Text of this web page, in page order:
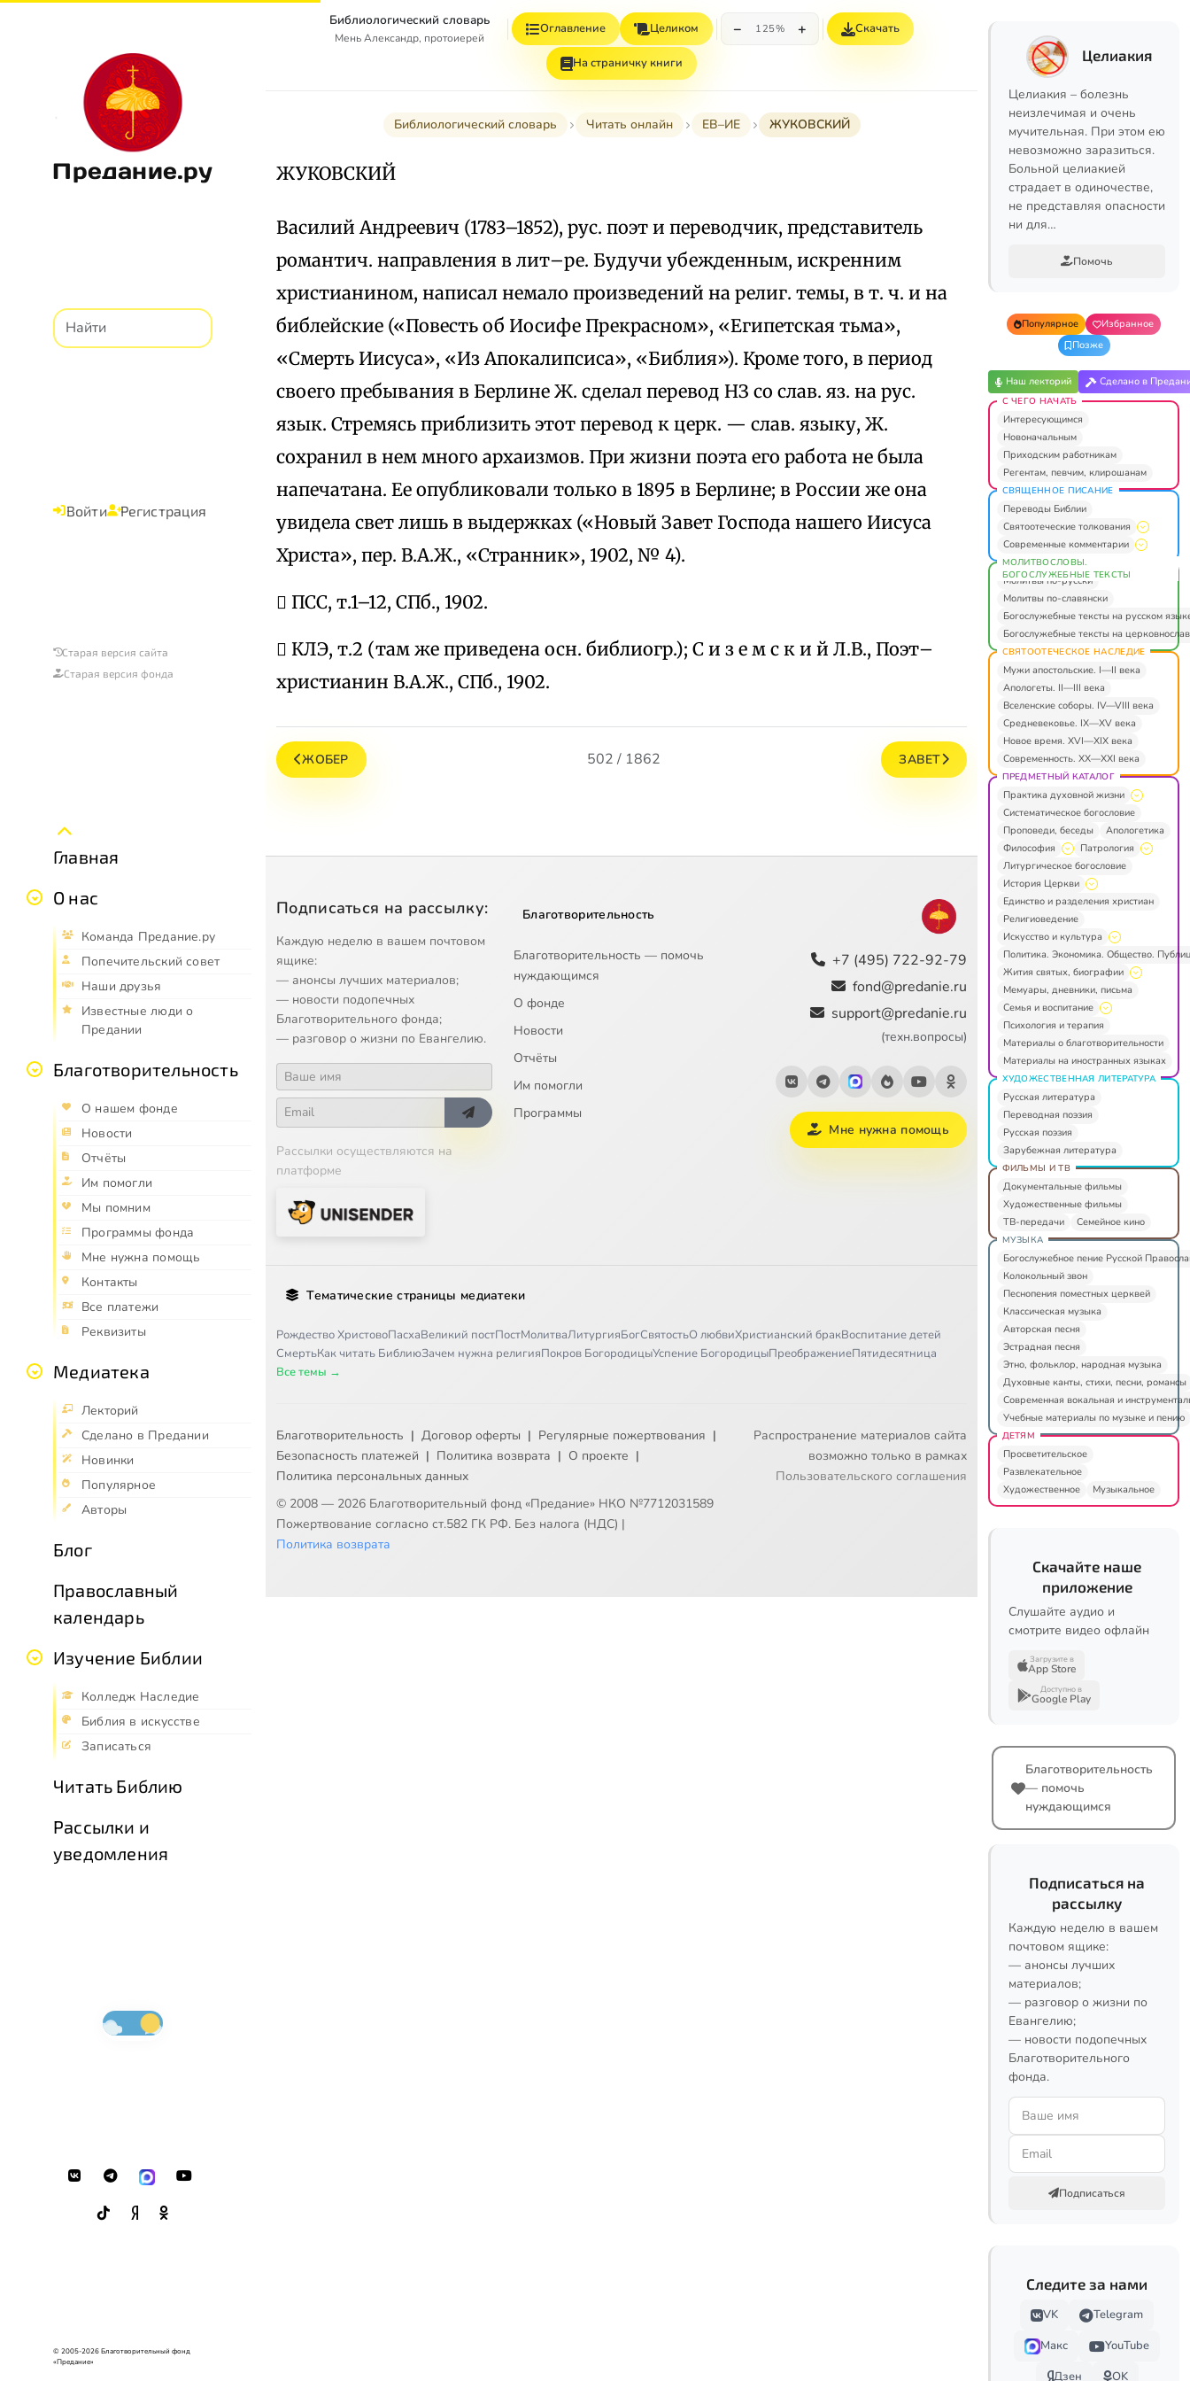
Предание.ру
Войти Регистрация
Старая версия сайта
Старая версия фонда
Главная
О нас
Команда Предание.ру
Попечительский совет
Наши друзья
Известные люди о
Предании
Благотворительность
О нашем фонде
Новости
Отчёты
Им помогли
Мы помним
Программы фонда
Мне нужна помощь
Контакты
Все платежи
Реквизиты
Медиатека
Лекторий
Сделано в Предании
Новинки
Популярное
Авторы
Блог
Православный
календарь
Изучение Библии
Колледж Наследие
Библия в искусстве
Записаться
Читать Библию
Рассылки и
уведомления
© 2005-2026 Благотворительный фонд
«Предание»
Библиологический словарь
Мень Александр, протоиерей
Оглавление Целиком − 125% + Скачать
На страничку книги
Библиологический словарь Читать онлайн ЕВ–ИЕ ЖУКОВСКИЙ
ЖУКОВСКИЙ
Василий Андреевич (1783–1852), рус. поэт и переводчик, представитель
романтич. направления в лит–ре. Будучи убежденным, искренним
христианином, написал немало произведений на религ. темы, в т. ч. и на
библейские («Повесть об Иосифе Прекрасном», «Египетская тьма»,
«Смерть Иисуса», «Из Апокалипсиса», «Библия»). Кроме того, в период
своего пребывания в Берлине Ж. сделал перевод НЗ со слав. яз. на рус.
язык. Стремясь приблизить этот перевод к церк. — слав. языку, Ж.
сохранил в нем много архаизмов. При жизни поэта его работа не была
напечатана. Ее опубликовали только в 1895 в Берлине; в России же она
увидела свет лишь в выдержках («Новый Завет Господа нашего Иисуса
Христа», пер. В.А.Ж., «Странник», 1902, № 4).
 ПСС, т.1–12, СПб., 1902.
 КЛЭ, т.2 (там же приведена осн. библиогр.); С и з е м с к и й Л.В., Поэт–
христианин В.А.Ж., СПб., 1902.
ЖОБЕР 502 / 1862 ЗАВЕТ
Подписаться на рассылку:
Каждую неделю в вашем почтовом
ящике:
— анонсы лучших материалов;
— новости подопечных
Благотворительного фонда;
— разговор о жизни по Евангелию.
Рассылки осуществляются на
платформе
Благотворительность
Благотворительность — помочь
нуждающимся
О фонде
Новости
Отчёты
Им помогли
Программы
+7 (495) 722-92-79
fond@predanie.ru
support@predanie.ru
(техн.вопросы)
Мне нужна помощь
Тематические страницы медиатеки
Рождество ХристовоПасхаВеликий постПостМолитваЛитургияБогСвятостьО любвиХристианский бракВоспитание детей
СмертьКак читать БиблиюЗачем нужна религияПокров БогородицыУспение БогородицыПреображениеПятидесятница
Все темы →
Благотворительность | Договор оферты | Регулярные пожертвования |
Безопасность платежей | Политика возврата | О проекте |
Политика персональных данных
© 2008 — 2026 Благотворительный фонд «Предание» НКО №7712031589
Пожертвование согласно ст.582 ГК РФ. Без налога (НДС) |
Политика возврата
Распространение материалов сайта
возможно только в рамках
Пользовательского соглашения
Целиакия
Целиакия – болезнь
неизлечимая и очень
мучительная. При этом ею
невозможно заразиться.
Больной целиакией
страдает в одиночестве,
не представляя опасности
ни для…
Помочь
Популярное
Избранное
Позже
Наш лекторий Сделано в
С ЧЕГО НАЧАТЬ
Интересующимся
Новоначальным
Приходским работникам
Регентам, певчим, клирошанам
СВЯЩЕННОЕ ПИСАНИЕ
Переводы Библии
Святоотеческие толкования
Современные комментарии
МОЛИТВОСЛОВЫ.
БОГОСЛУЖЕБНЫЕ ТЕКСТЫ
Молитвы по-русски
Молитвы по-славянски
Богослужебные тексты на русском
Богослужебные тексты на
СВЯТООТЕЧЕСКОЕ НАСЛЕДИЕ
Мужи апостольские. I—II века
Апологеты. II—III века
Вселенские соборы. IV—VIII века
Средневековье. IX—XV века
Новое время. XVI—XIX века
Современность. XX—XXI века
ПРЕДМЕТНЫЙ КАТАЛОГ
Практика духовной жизни
Систематическое богословие
Проповеди, беседы
Апологетика
Философия
Патрология
Литургическое богословие
История Церкви
Единство и разделения христиан
Религиоведение
Искусство и культура
Политика. Экономика. Общество.
Жития святых, биографии
Мемуары, дневники, письма
Семья и воспитание
Психология и терапия
Материалы о благотворительности
Материалы на иностранных языках
ХУДОЖЕСТВЕННАЯ ЛИТЕРАТУРА
Русская литература
Переводная поэзия
Русская поэзия
Зарубежная литература
ФИЛЬМЫ И ТВ
Документальные фильмы
Художественные фильмы
ТВ-передачи
Семейное кино
МУЗЫКА
Богослужебное пение Русской
Колокольный звон
Песнопения поместных церквей
Классическая музыка
Авторская песня
Эстрадная песня
Этно, фольклор, народная музыка
Духовные канты, стихи, песни, романсы
Современная вокальная и
Учебные материалы по музыке и пению
ДЕТЯМ
Просветительское
Развлекательное
Художественное
Музыкальное
Скачайте наше
приложение
Слушайте аудио и
смотрите видео офлайн
Загрузите в
App Store
Доступно в
Google Play
Благотворительность
— помочь
нуждающимся
Подписаться на
рассылку
Каждую неделю в вашем
почтовом ящике:
— анонсы лучших
материалов;
— разговор о жизни по
Евангелию;
— новости подопечных
Благотворительного
фонда.
Подписаться
Следите за нами
VK
Telegram
Макс
YouTube
Дзен
OK